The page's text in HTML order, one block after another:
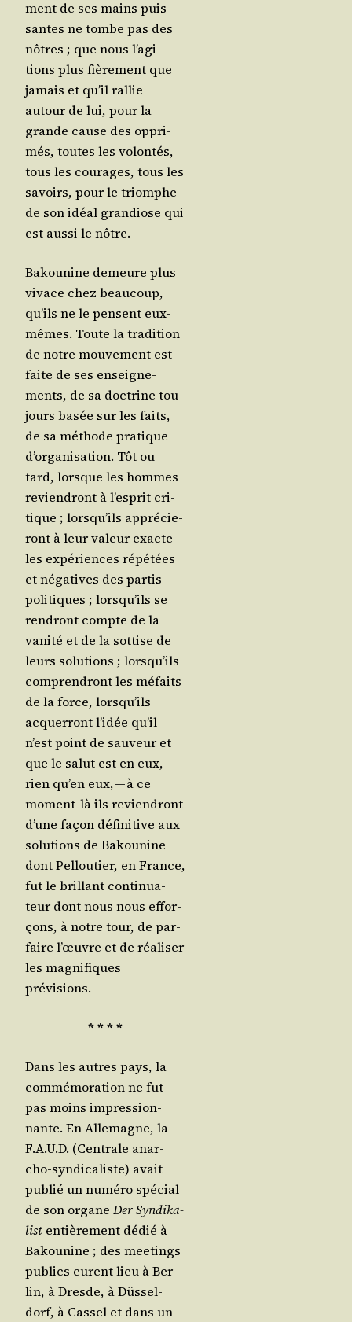
ment de ses mains puis­
santes ne tombe pas des
nôtres ; que nous l’a­gi­
tions plus fiè­re­ment que
jamais et qu’il ral­lie
autour de lui, pour la
grande cause des oppri­
més, toutes les volon­tés,
tous les cou­rages, tous les
savoirs, pour le triomphe
de son idéal gran­diose qui
est aus­si le nôtre.
Bakou­nine demeure plus
vivace chez beau­coup,
qu’ils ne le pensent eux-
mêmes. Toute la tra­di­tion
de notre mou­ve­ment est
faite de ses ensei­gne­
ments, de sa doc­trine tou­
jours basée sur les faits,
de sa méthode pra­tique
d’or­ga­ni­sa­tion. Tôt ou
tard, lorsque les hommes
revien­dront à l’es­prit cri­
tique ; lors­qu’ils appré­cie­
ront à leur valeur exacte
les expé­riences répé­tées
et néga­tives des par­tis
poli­tiques ; lors­qu’ils se
ren­dront compte de la
vani­té et de la sot­tise de
leurs solu­tions ; lors­qu’ils
com­pren­dront les méfaits
de la force, lors­qu’ils
acquer­ront l’i­dée qu’il
n’est point de sau­veur et
que le salut est en eux,
rien qu’en eux, — à ce
moment-là ils revien­dront
d’une façon défi­ni­tive aux
solu­tions de Bakou­nine
dont Pel­lou­tier, en France,
fut le brillant conti­nua­
teur dont nous nous effor­
çons, à notre tour, de par­
faire l’œuvre et de réa­li­ser
les magni­fiques
prévisions.
* * * *
Dans les autres pays, la
com­mé­mo­ra­tion ne fut
pas moins impres­sion­
nante. En Alle­magne, la
F.A.U.D. (Cen­trale anar­
cho-syn­di­ca­liste) avait
publié un numé­ro spé­cial
de son organe Der Syn­di­ka­
list entiè­re­ment dédié à
Bakou­nine ; des mee­tings
publics eurent lieu à Ber­
lin, à Dresde, à Düs­sel­
dorf, à Cas­sel et dans un